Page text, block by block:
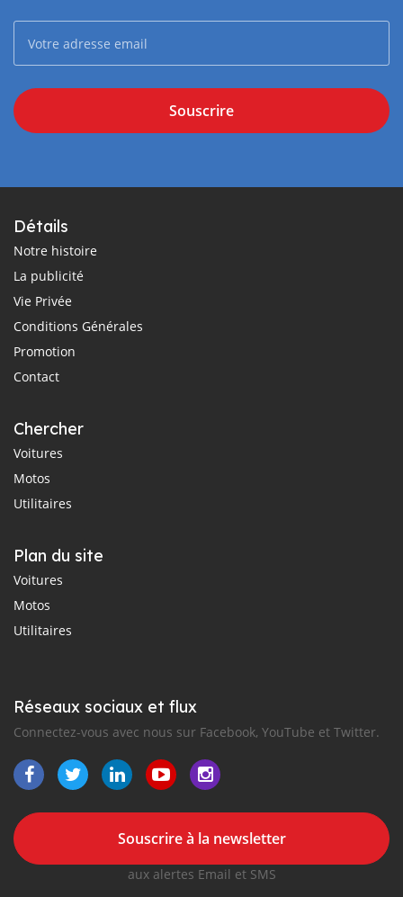
Souscrire
Détails
Notre histoire
La publicité
Vie Privée
Conditions Générales
Promotion
Contact
Chercher
Voitures
Motos
Utilitaires
Plan du site
Voitures
Motos
Utilitaires
Réseaux sociaux et flux
Connectez-vous avec nous sur Facebook, YouTube et Twitter.
Souscrire à la newsletter
aux alertes Email et SMS